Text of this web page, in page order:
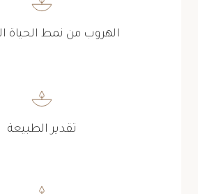
الهروب من نمط الحياة
تقدير الطبيعة